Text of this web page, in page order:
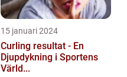
15 januari 2024
Curling resultat - En
Djupdykning i Sportens
Värld...